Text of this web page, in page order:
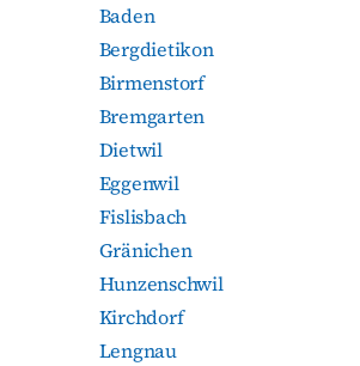
Baden
Bergdietikon
Birmenstorf
Bremgarten
Dietwil
Eggenwil
Fislisbach
Gränichen
Hunzenschwil
Kirchdorf
Lengnau